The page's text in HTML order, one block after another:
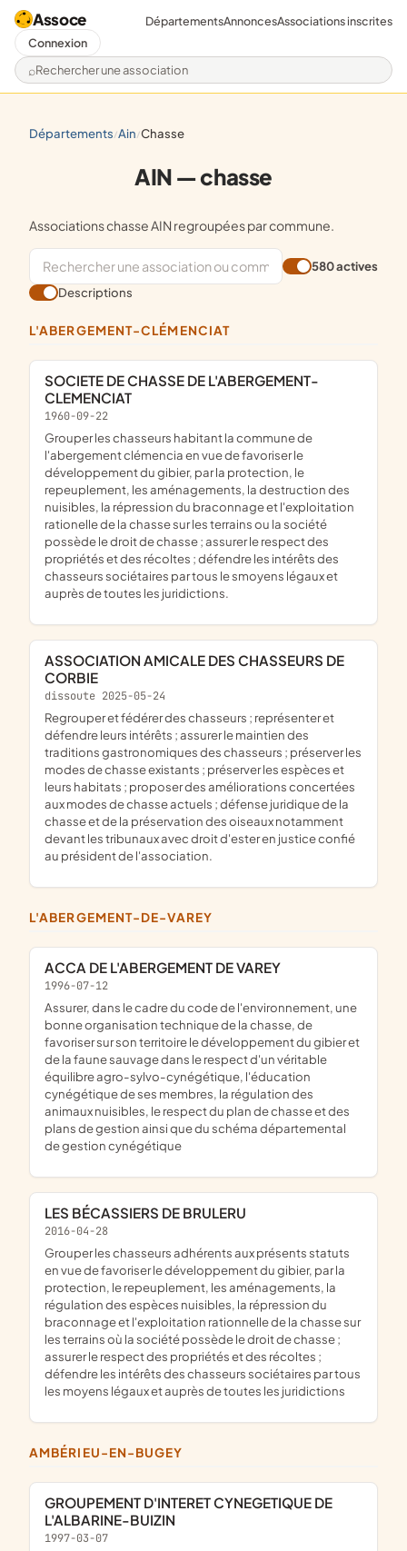
Assoce
Rechercher une association
DépartementsAnnoncesAssociations inscrites
Connexion
départements/ ain/ chasse
AIN — chasse
Associations chasse AIN regroupées par commune.
580 actives
Descriptions
L'ABERGEMENT-CLÉMENCIAT
SOCIETE DE CHASSE DE L'ABERGEMENT-
CLEMENCIAT
1960-09-22
grouper les chasseurs habitant la commune de
l'abergement clémencia en vue de favoriser le
développement du gibier, par la protection, le
repeuplement, les aménagements, la destruction des
nuisibles, la répression du braconnage et l'exploitation
rationelle de la chasse sur les terrains ou la société
possède le droit de chasse ; assurer le respect des
propriétés et des récoltes ; défendre les intérêts des
chasseurs sociétaires par tous le smoyens légaux et
auprès de toutes les juridictions.
ASSOCIATION AMICALE DES CHASSEURS DE
CORBIE
dissoute 2025-05-24
regrouper et fédérer des chasseurs ; représenter et
défendre leurs intérêts ; assurer le maintien des
traditions gastronomiques des chasseurs ; préserver les
modes de chasse existants ; préserver les espèces et
leurs habitats ; proposer des améliorations concertées
aux modes de chasse actuels ; défense juridique de la
chasse et de la préservation des oiseaux notamment
devant les tribunaux avec droit d'ester en justice confié
au président de l'association.
L'ABERGEMENT-DE-VAREY
ACCA DE L'ABERGEMENT DE VAREY
1996-07-12
assurer, dans le cadre du code de l'environnement, une
bonne organisation technique de la chasse, de
favoriser sur son territoire le développement du gibier et
de la faune sauvage dans le respect d'un véritable
équilibre agro-sylvo-cynégétique, l'éducation
cynégétique de ses membres, la régulation des
animaux nuisibles, le respect du plan de chasse et des
plans de gestion ainsi que du schéma départemental
de gestion cynégétique
LES BÉCASSIERS DE BRULERU
2016-04-28
grouper les chasseurs adhérents aux présents statuts
en vue de favoriser le développement du gibier, par la
protection, le repeuplement, les aménagements, la
régulation des espèces nuisibles, la répression du
braconnage et l'exploitation rationnelle de la chasse sur
les terrains où la société possède le droit de chasse ;
assurer le respect des propriétés et des récoltes ;
défendre les intérêts des chasseurs sociétaires par tous
les moyens légaux et auprès de toutes les juridictions
AMBÉRIEU-EN-BUGEY
GROUPEMENT D'INTERET CYNEGETIQUE DE
L'ALBARINE-BUIZIN
1997-03-07